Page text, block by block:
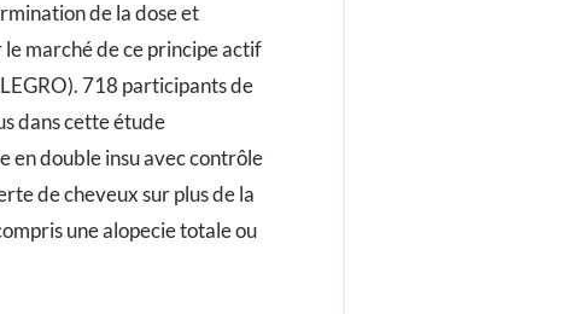
de la dose et
le marché de ce principe actif
718 participants de
dans cette étude
en double insu avec contrôle
de cheveux sur plus de la
une alopecie totale ou